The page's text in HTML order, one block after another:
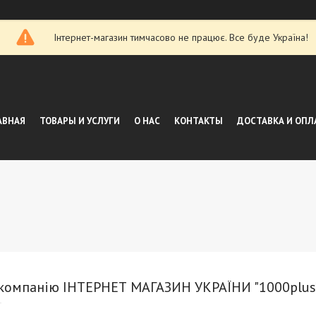
Інтернет-магазин тимчасово не працює. Все буде Україна!
ТОВАРЫ И УСЛУГИ О НАС КОНТАКТЫ ДОСТАВКА И
ІНТЕРНЕТ МАГАЗИН УКРАЇНИ